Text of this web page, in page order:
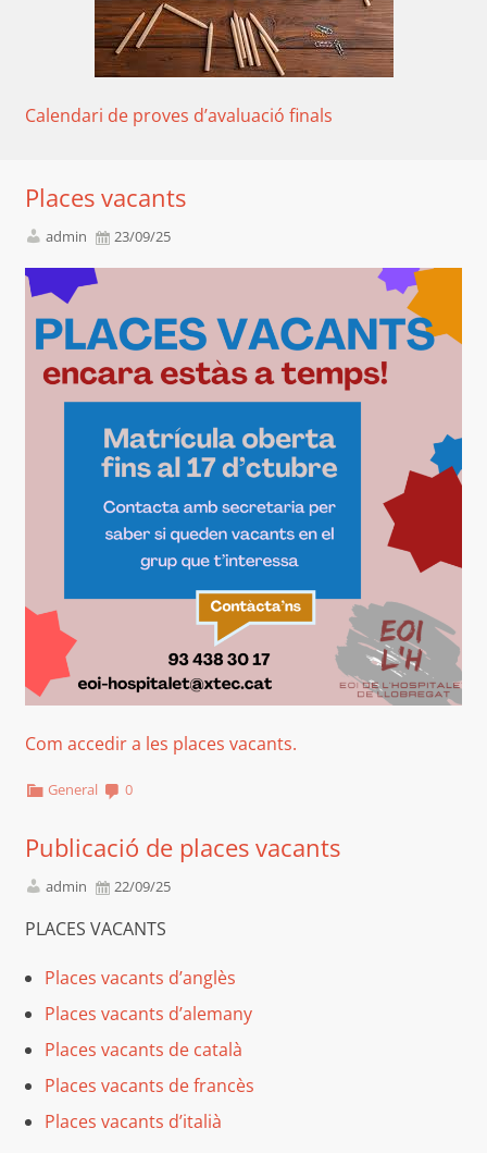
Calendari de proves d’avaluació finals
Places vacants
admin 23/09/25
Com accedir a les places vacants.
General 0
Publicació de places vacants
admin 22/09/25
PLACES VACANTS
Places vacants d’anglès
Places vacants d’alemany
Places vacants de català
Places vacants de francès
Places vacants d’italià